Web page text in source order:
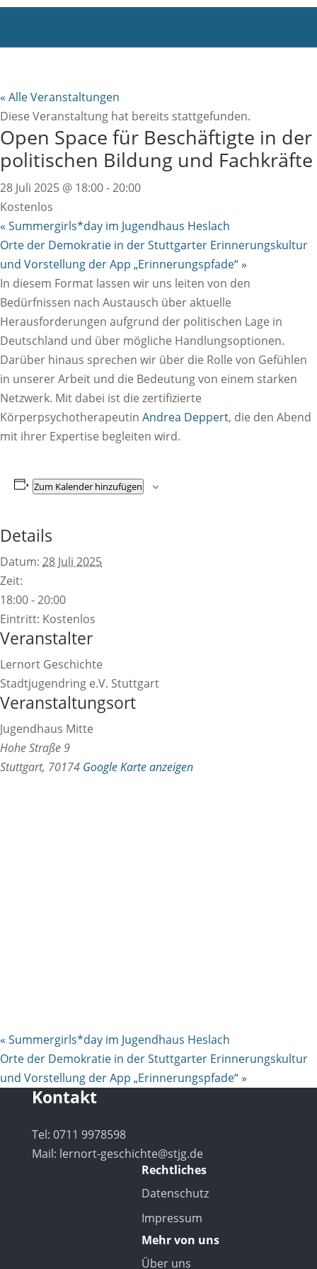
« Alle Veranstaltungen
Diese Veranstaltung hat bereits stattgefunden.
Open Space für Beschäftigte in der
politischen Bildung und Fachkräfte
28 Juli 2025 @ 18:00-20:00
Kostenlos
« Summergirls*day im Jugendhaus Heslach
Orte der Demokratie in der Stuttgarter Erinnerungskultur
und Vorstellung der App „Erinnerungspfade“»
In diesem Format lassen wir uns leiten von den
Bedürfnissen nach Austausch über aktuelle
Herausforderungen aufgrund der politischen Lage in
Deutschland und über mögliche Handlungsoptionen.
Darüber hinaus sprechen wir über die Rolle von Gefühlen
in unserer Arbeit und die Bedeutung von einem starken
Netzwerk. Mit dabei ist die zertifizierte
Körperpsychotherapeutin Andrea Deppert, die den Abend
mit ihrer Expertise begleiten wird.
Zum Kalender hinzufügen
Details
Datum: 28 Juli 2025
Zeit:
18:00 - 20:00
Eintritt: Kostenlos
Veranstalter
Lernort Geschichte
Stadtjugendring e.V. Stuttgart
Veranstaltungsort
Jugendhaus Mitte
Hohe Straße 9
Stuttgart, 70174 Google Karte anzeigen
« Summergirls*day im Jugendhaus Heslach
Orte der Demokratie in der Stuttgarter Erinnerungskultur
und Vorstellung der App „Erinnerungspfade“»
Kontakt
Tel: 0711 9978598
Mail: lernort-geschichte@stjg.de
Rechtliches
Datenschutz
Impressum
Mehr von uns
Über uns